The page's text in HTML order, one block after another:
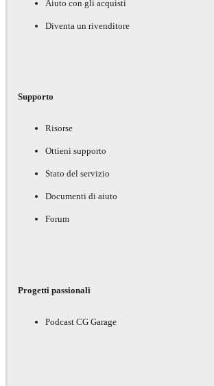
Aiuto con gli acquisti
Diventa un rivenditore
Supporto
Risorse
Ottieni supporto
Stato del servizio
Documenti di aiuto
Forum
Progetti passionali
Podcast CG Garage